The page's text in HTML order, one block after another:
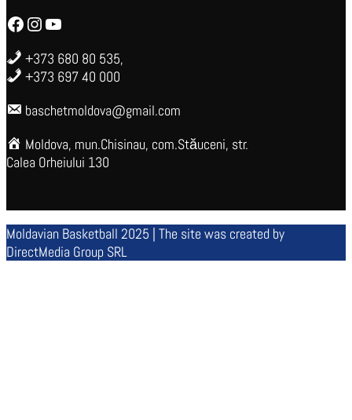
Facebook Instagram YouTube
+373 680 80 535,
+373 697 40 000
baschetmoldova@gmail.com
Moldova, mun.Chisinau, com.Stăuceni, str.
Calea Orheiului 130
Moldavian Basketball 2025 | The site was created by
DirectMedia Group SRL